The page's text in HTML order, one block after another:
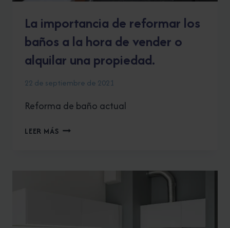
La importancia de reformar los
baños a la hora de vender o
alquilar una propiedad.
22 de septiembre de 2021
Reforma de baño actual
LEER MÁS LA